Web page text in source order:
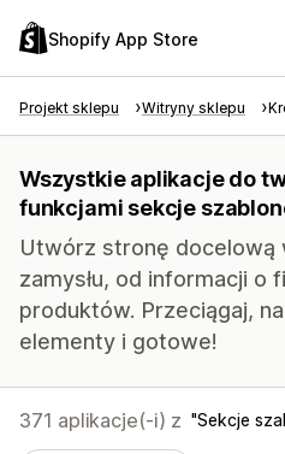
Shopify App Store
Projekt sklepu Witryny sklepu
Wszystkie aplikacje do
funkcjami sekcje
Utwórz stronę docelową
zamysłu, od informacji o
produktów. Przeciągaj,
elementy i gotowe!
371 aplikacje(-i) z Sekcje